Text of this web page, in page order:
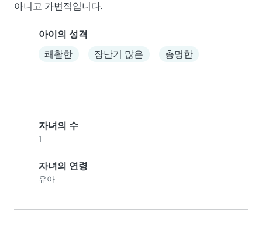
아니고 가변적입니다.
아이의 성격
쾌활한
장난기 많은 총명한
자녀의 수
1
자녀의 연령
유아